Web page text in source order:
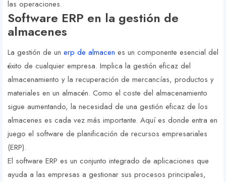
las operaciones.
Software ERP en la gestión de
almacenes
La gestión de un erp de almacen es un componente esencial del
éxito de cualquier empresa. Implica la gestión eficaz del
almacenamiento y la recuperación de mercancías, productos y
materiales en un almacén. Como el coste del almacenamiento
sigue aumentando, la necesidad de una gestión eficaz de los
almacenes es cada vez más importante. Aquí es donde entra en
juego el software de planificación de recursos empresariales
(ERP).
El software ERP es un conjunto integrado de aplicaciones que
ayuda a las empresas a gestionar sus procesos principales,